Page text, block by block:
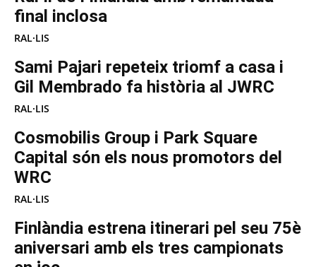
final inclosa
RAL·LIS
Sami Pajari repeteix triomf a casa i
Gil Membrado fa història al JWRC
RAL·LIS
Cosmobilis Group i Park Square
Capital són els nous promotors del
WRC
RAL·LIS
Finlàndia estrena itinerari pel seu 75è
aniversari amb els tres campionats